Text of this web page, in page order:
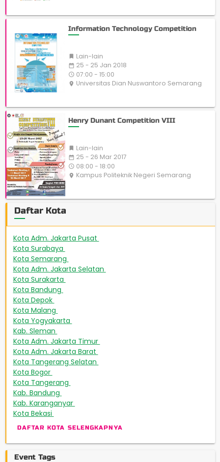
Information Technology Competition
Lain-lain
date_range 25 - 25 Jan 2018
access_time 07:00 - 15:00
place Universitas Dian Nuswantoro Semarang
Henry Dunant Competition VIII
Lain-lain
date_range 25 - 26 Mar 2017
access_time 08:00 - 18:00
place Kampus Politeknik Negeri Semarang
Daftar Kota
Kota Adm. Jakarta Pusat
Kota Surabaya
Kota Semarang
Kota Adm. Jakarta Selatan
Kota Surakarta
Kota Bandung
Kota Depok
Kota Malang
Kota Yogyakarta
Kab. Sleman
Kota Adm. Jakarta Timur
Kota Adm. Jakarta Barat
Kota Tangerang Selatan
Kota Bogor
Kota Tangerang
Kab. Bandung
Kab. Karanganyar
Kota Bekasi
DAFTAR KOTA SELENGKAPNYA
Event Tags